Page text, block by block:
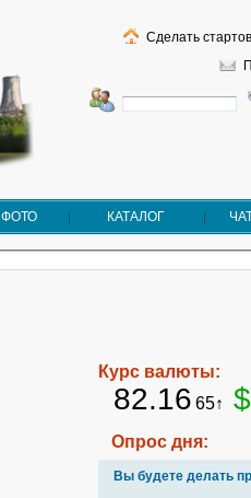
Сделать
ФОТО КАТАЛОГ
Курс валюты:
82.16 65↑ $
Опрос дня:
Вы будете делать